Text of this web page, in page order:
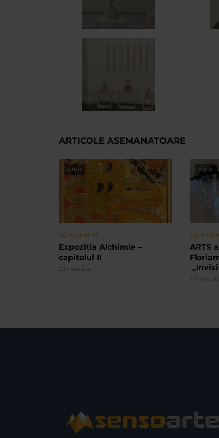
ARTICOLE ASEMANATOARE
VIDEO
CLIPA DE ARTA
Expoziția Alchimie –
capitolul II
11 vizualizari
VIDEO
CLIPA DE
ARTS
141